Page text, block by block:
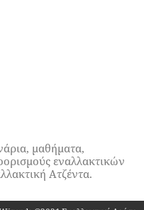
μαθήματα,
εναλλακτικών
Ατζέντα.